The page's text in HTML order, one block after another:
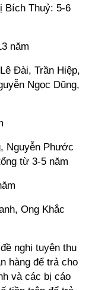
Bích Thuỷ: 5-6
năm
Đài, Trần Hiệp,
Ngọc Dũng,
Nguyễn Phước
từ 3-5 năm
Ong Khắc
nghị tuyên thu
hàng để trả cho
và các bị cáo